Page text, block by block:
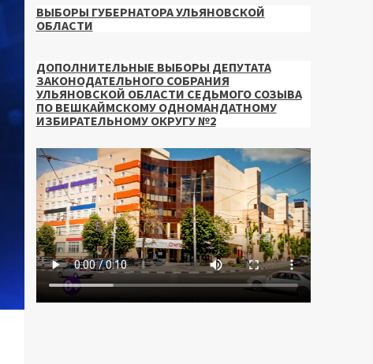
ВЫБОРЫ ГУБЕРНАТОРА УЛЬЯНОВСКОЙ
ОБЛАСТИ
ДОПОЛНИТЕЛЬНЫЕ ВЫБОРЫ ДЕПУТАТА
ЗАКОНОДАТЕЛЬНОГО СОБРАНИЯ
УЛЬЯНОВСКОЙ ОБЛАСТИ СЕДЬМОГО СОЗЫВА
ПО ВЕШКАЙМСКОМУ ОДНОМАНДАТНОМУ
ИЗБИРАТЕЛЬНОМУ ОКРУГУ №2